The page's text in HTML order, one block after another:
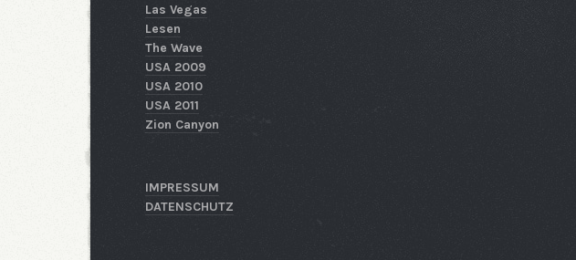
Las Vegas
Lesen
The Wave
USA 2009
USA 2010
USA 2011
Zion Canyon
IMPRESSUM
DATENSCHUTZ